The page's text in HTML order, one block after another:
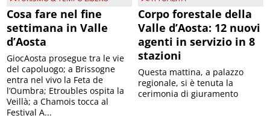
Cosa fare nel fine
settimana in Valle
d’Aosta
GiocAosta prosegue tra le vie
del capoluogo; a Brissogne
entra nel vivo la Feta de
l’Oumbra; Etroubles ospita la
Veillà; a Chamois tocca al
Festival A...
Corpo forestale della
Valle d’Aosta: 12 nuovi
agenti in servizio in 8
stazioni
Questa mattina, a palazzo
regionale, si è tenuta la
cerimonia di giuramento